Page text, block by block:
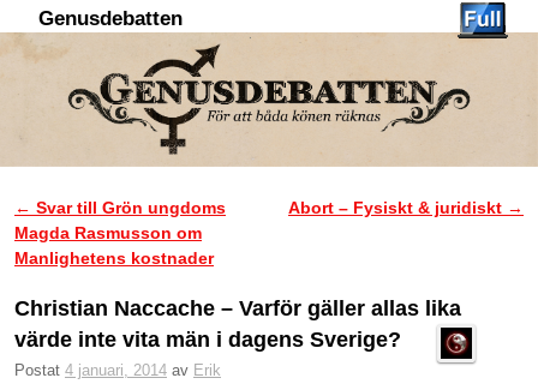
Genusdebatten
Inläggsnavigering
← Svar till Grön ungdoms
Magda Rasmusson om
Manlighetens kostnader
Abort – Fysiskt & juridiskt →
Christian Naccache – Varför gäller allas lika
värde inte vita män i dagens Sverige?
Postat 4 januari, 2014 av Erik